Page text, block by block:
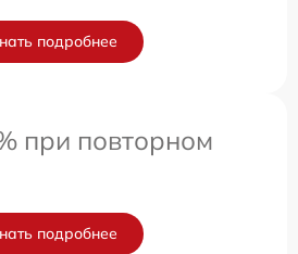
подробнее
при повторном
подробнее